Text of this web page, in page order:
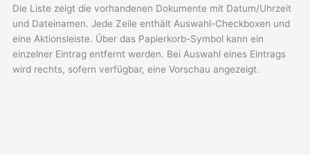
Die Liste zeigt die vorhandenen Dokumente mit Datum/Uhrzeit
und Dateinamen. Jede Zeile enthält Auswahl-Checkboxen und
eine Aktionsleiste. Über das Papierkorb-Symbol kann ein
einzelner Eintrag entfernt werden. Bei Auswahl eines Eintrags
wird rechts, sofern verfügbar, eine Vorschau angezeigt.